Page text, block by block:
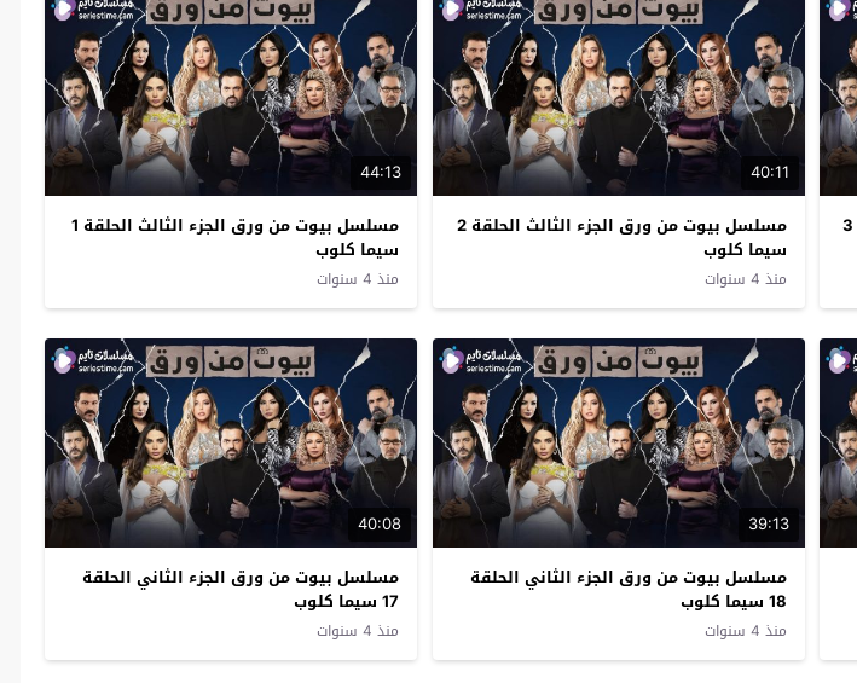
مسلسل بيوت من ورق الجزء الثالث الحلقة 3
40:11
مسلسل بيوت من ورق الجزء الثالث الحلقة 2
سيما كلوب
منذ 4 سنوات
44:13
مسلسل بيوت من ورق الجزء الثالث الحلقة 1
سيما كلوب
منذ 4 سنوات
39:13
مسلسل بيوت من ورق الجزء الثاني الحلقة
18 سيما كلوب
منذ 4 سنوات
40:08
مسلسل بيوت من ورق الجزء الثاني الحلقة
17 سيما كلوب
منذ 4 سنوات